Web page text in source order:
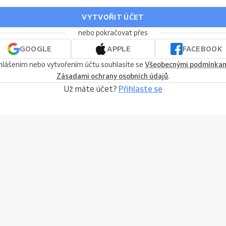
VYTVOŘIT ÚČET
nebo pokračovat přes
GOOGLE
APPLE
FACEBOOK
nebo vytvořením účtu souhlasíte se Všeobecnými
Zásadami ochrany osobních údajů.
Už máte účet? Přihlaste se